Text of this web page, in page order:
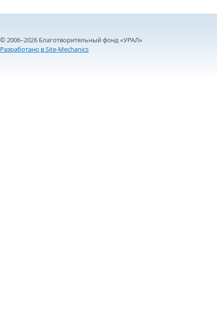
© 2006–2026 Благотворительный фонд «УРАЛ»
Разработано в Site-Mechanics